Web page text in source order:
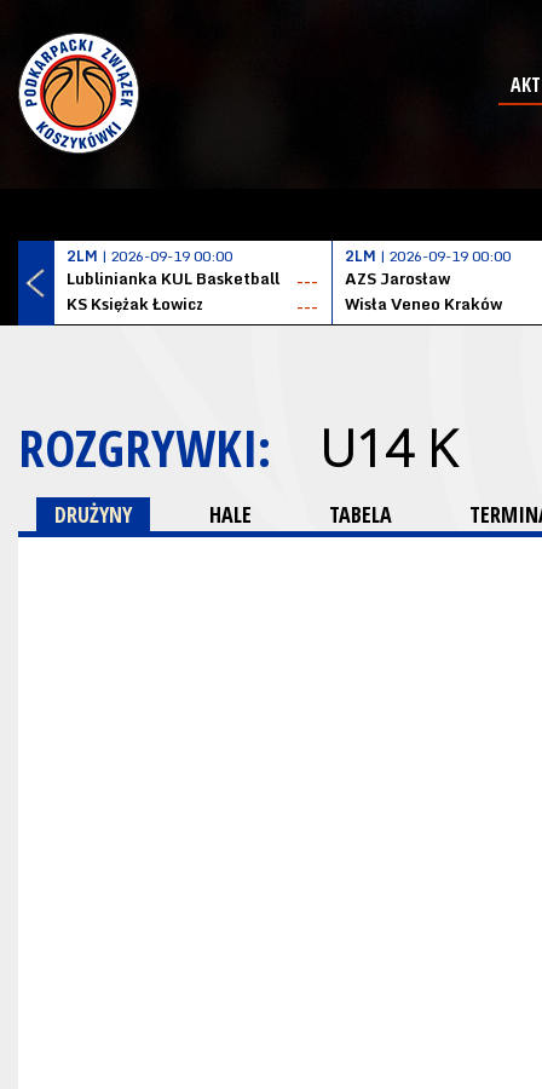
2LM | 2026-09-19 00:00
Lublinianka KUL Basketball
---
KS Księżak Łowicz
---
2LM | 2026-09-19 00:00
AZS Jarosław
Wisła Veneo Kraków
ROZGRYWKI: U14 K
DRUŻYNY HALE TABELA